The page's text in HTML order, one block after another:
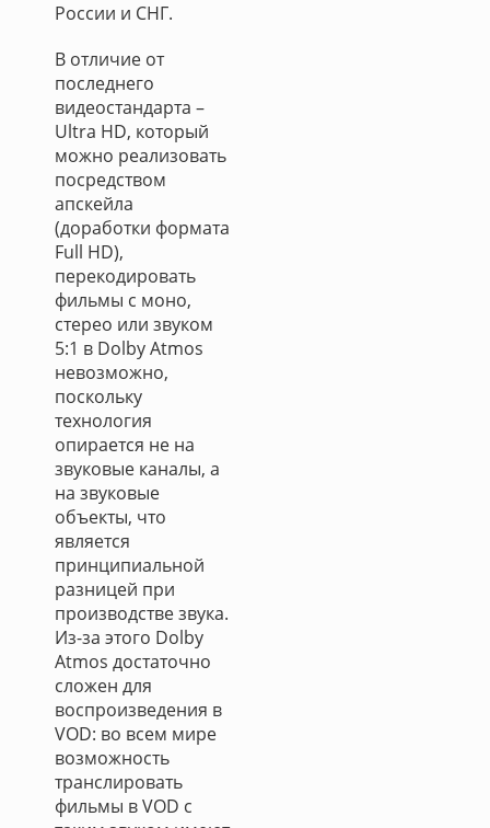
России и СНГ.
В отличие от
последнего
видеостандарта –
Ultra HD, который
можно реализовать
посредством
апскейла
(доработки формата
Full HD),
перекодировать
фильмы с моно,
стерео или звуком
5:1 в Dolby Atmos
невозможно,
поскольку
технология
опирается не на
звуковые каналы, а
на звуковые
объекты, что
является
принципиальной
разницей при
производстве звука.
Из-за этого Dolby
Atmos достаточно
сложен для
воспроизведения в
VOD: во всем мире
возможность
транслировать
фильмы в VOD c